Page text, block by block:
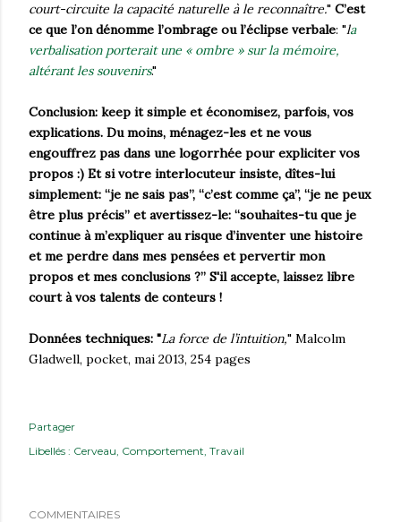
court-circuite la capacité naturelle à le reconnaître." C’est
ce que l’on dénomme l’ombrage ou l’éclipse verbale: "la
verbalisation porterait une « ombre » sur la mémoire,
altérant les souvenirs."
Conclusion: keep it simple et économisez, parfois, vos
explications. Du moins, ménagez-les et ne vous
engouffrez pas dans une logorrhée pour expliciter vos
propos :) Et si votre interlocuteur insiste, dîtes-lui
simplement: “je ne sais pas”, “c’est comme ça”, “je ne peux
être plus précis” et avertissez-le: “souhaites-tu que je
continue à m’expliquer au risque d’inventer une histoire
et me perdre dans mes pensées et pervertir mon
propos et mes conclusions ?” S'il accepte, laissez libre
court à vos talents de conteurs !
Données techniques: "La force de l’intuition," Malcolm
Gladwell, pocket, mai 2013, 254 pages
Partager
Libellés : Cerveau Comportement Travail
COMMENTAIRES